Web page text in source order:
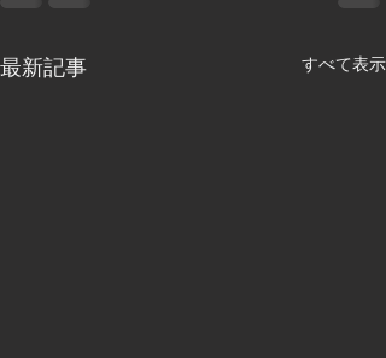
最新記事 すべて表示